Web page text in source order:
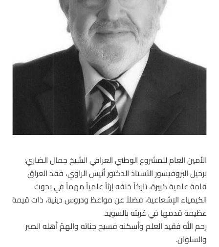
الأمين العام للمشروع الوطني العراقي الشيخ جمال الضاري:
برحيل البروفيسور الأستاذ الدكتور أنيس الراوي، فقد العراق
قامة علمية كبيرة، تاركاً خلفه إرثاً علمياً مهماً في بحوث
الكيمياء الإشعاعية، فضلاً عن مواعظ ودروس دينية، ذات قيمة
عظيمة قدمها في غربته بالسويد.
رحم الله فقيد العلم وأسكنه فسيح جناته والهمّ أهله الصبر
والسلوان.